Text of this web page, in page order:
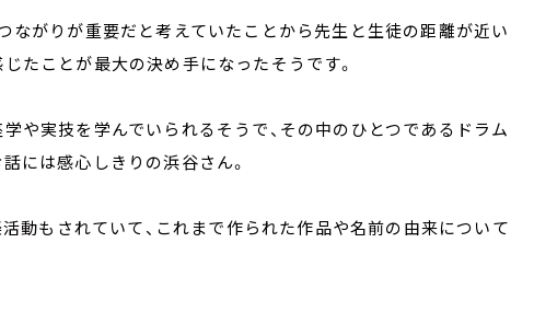
ながりが重要だと考えていたことから先生と生徒の距離が近い
たことが最大の決め手になったそうです。
や実技を学んでいられるそうで、その中のひとつであるドラム
には感心しきりの浜谷さん。
動もされていて、これまで作られた作品や名前の由来について